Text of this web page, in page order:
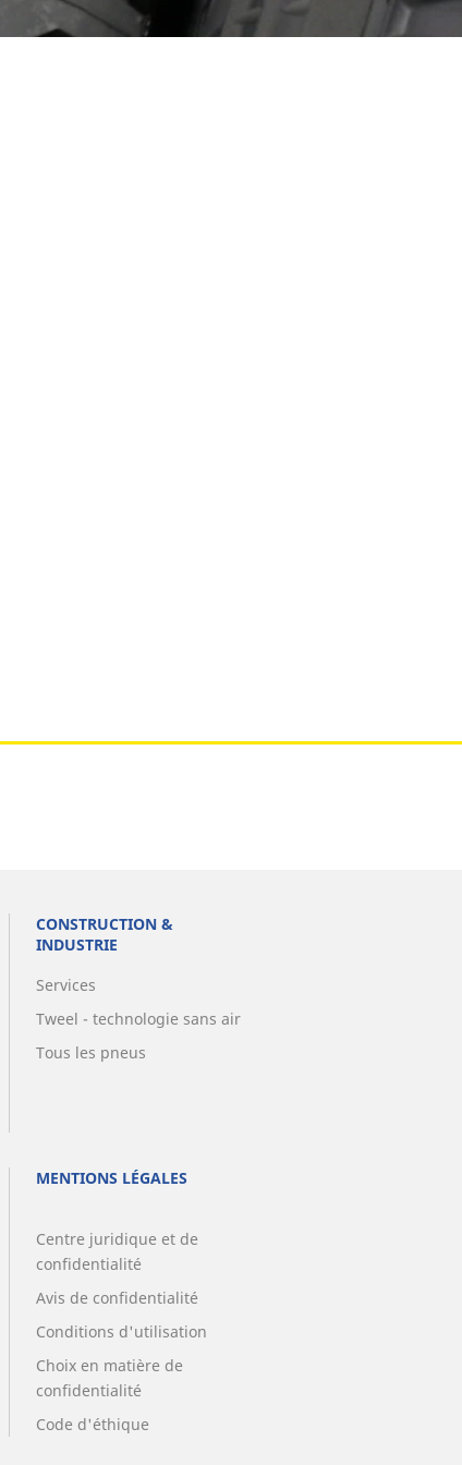
Aviation
CONSTRUCTION &
INDUSTRIE
Services
Tweel - technologie sans air
Tous les pneus
MENTIONS LÉGALES
Centre juridique et de
confidentialité
Avis de confidentialité
Conditions d'utilisation
Choix en matière de
confidentialité
Code d'éthique